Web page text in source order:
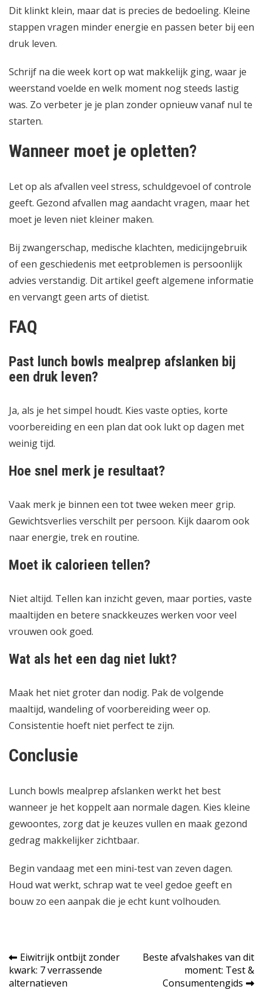
Dit klinkt klein, maar dat is precies de bedoeling. Kleine
stappen vragen minder energie en passen beter bij een
druk leven.
Schrijf na die week kort op wat makkelijk ging, waar je
weerstand voelde en welk moment nog steeds lastig
was. Zo verbeter je je plan zonder opnieuw vanaf nul te
starten.
Wanneer moet je opletten?
Let op als afvallen veel stress, schuldgevoel of controle
geeft. Gezond afvallen mag aandacht vragen, maar het
moet je leven niet kleiner maken.
Bij zwangerschap, medische klachten, medicijngebruik
of een geschiedenis met eetproblemen is persoonlijk
advies verstandig. Dit artikel geeft algemene informatie
en vervangt geen arts of dietist.
FAQ
Past lunch bowls mealprep afslanken bij
een druk leven?
Ja, als je het simpel houdt. Kies vaste opties, korte
voorbereiding en een plan dat ook lukt op dagen met
weinig tijd.
Hoe snel merk je resultaat?
Vaak merk je binnen een tot twee weken meer grip.
Gewichtsverlies verschilt per persoon. Kijk daarom ook
naar energie, trek en routine.
Moet ik calorieen tellen?
Niet altijd. Tellen kan inzicht geven, maar porties, vaste
maaltijden en betere snackkeuzes werken voor veel
vrouwen ook goed.
Wat als het een dag niet lukt?
Maak het niet groter dan nodig. Pak de volgende
maaltijd, wandeling of voorbereiding weer op.
Consistentie hoeft niet perfect te zijn.
Conclusie
Lunch bowls mealprep afslanken werkt het best
wanneer je het koppelt aan normale dagen. Kies kleine
gewoontes, zorg dat je keuzes vullen en maak gezond
gedrag makkelijker zichtbaar.
Begin vandaag met een mini-test van zeven dagen.
Houd wat werkt, schrap wat te veel gedoe geeft en
bouw zo een aanpak die je echt kunt volhouden.
Bericht
navigatie
Eiwitrijk ontbijt zonder
kwark: 7 verrassende
alternatieven
Beste afvalshakes van dit
moment: Test &
Consumentengids